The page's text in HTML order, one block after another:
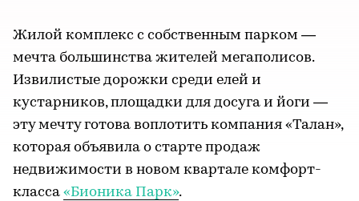
Жилой комплекс с собственным парком —
мечта большинства жителей мегаполисов.
Извилистые дорожки среди елей и
кустарников, площадки для досуга и йоги —
эту мечту готова воплотить компания «Талан»,
которая объявила о старте продаж
недвижимости в новом квартале комфорт-
класса «Бионика Парк».